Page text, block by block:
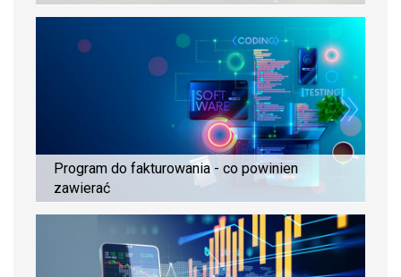
Program do fakturowania - co powinien
zawierać